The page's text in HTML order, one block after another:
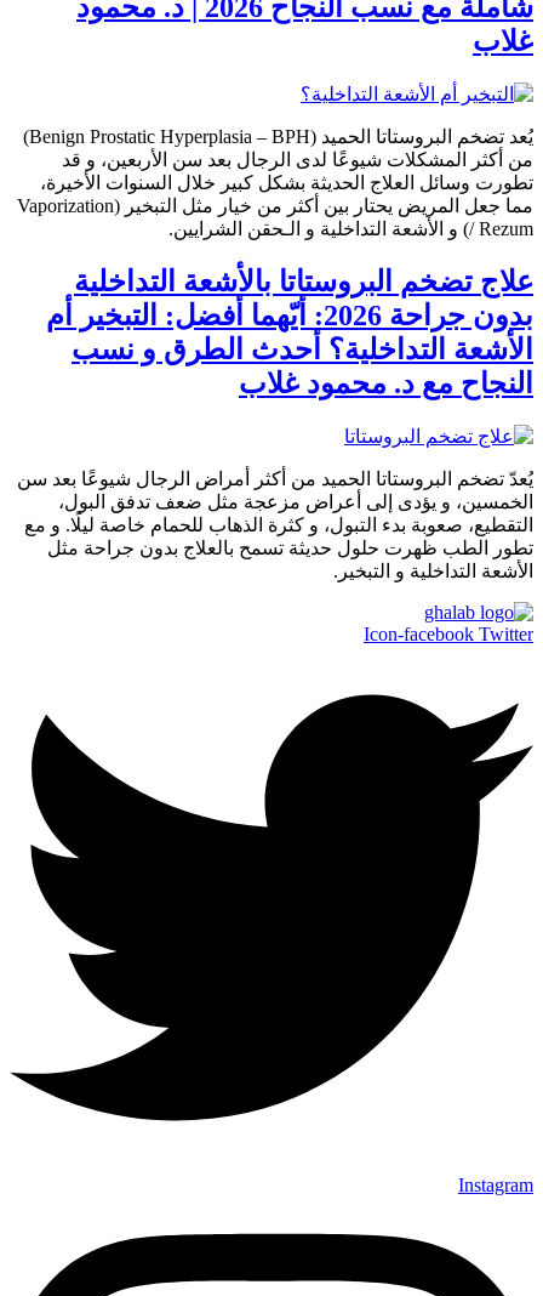
شاملة مع نسب النجاح 2026 | د. محمود
غلاب
يُعد تضخم البروستاتا الحميد (Benign Prostatic Hyperplasia – BPH)
من أكثر المشكلات شيوعًا لدى الرجال بعد سن الأربعين، و قد
تطورت وسائل العلاج الحديثة بشكل كبير خلال السنوات الأخيرة،
مما جعل المريض يحتار بين أكثر من خيار مثل التبخير (Vaporization
/ Rezum) و الأشعة التداخلية و الـحقن الشرايين.
علاج تضخم البروستاتا بالأشعة التداخلية
بدون جراحة 2026: أيّهما أفضل: التبخير أم
الأشعة التداخلية؟ أحدث الطرق و نسب
النجاح مع د. محمود غلاب
يُعدّ تضخم البروستاتا الحميد من أكثر أمراض الرجال شيوعًا بعد سن
الخمسين، و يؤدى إلى أعراض مزعجة مثل ضعف تدفق البول،
التقطيع، صعوبة بدء التبول، و كثرة الذهاب للحمام خاصة ليلًا. و مع
تطور الطب ظهرت حلول حديثة تسمح بالعلاج بدون جراحة مثل
الأشعة التداخلية و التبخير.
Icon-facebook Twitter
Instagram